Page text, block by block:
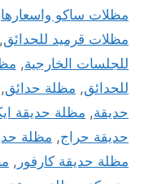
مظلات ساكو واسعارها
مظلات قرميد للحدائق,
للجلسات الخارجية,
للحدائق, مظلة حدائق,
حديقة, مظلة حديقة
حديقة حراج, مظلة
مظلة حديقة كارفور ,